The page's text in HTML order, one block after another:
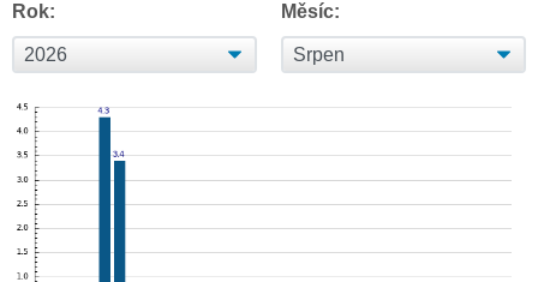
Rok: Měsíc: